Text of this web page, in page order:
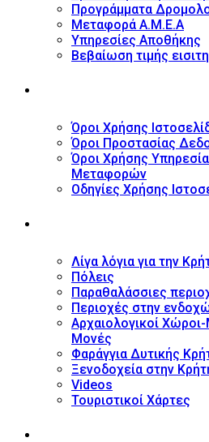
Προγράμματα
Μεταφορά Α.Μ.Ε.Α
Υπηρεσίες Αποθήκης
Βεβαίωση τιμής
Όροι Χρήσης
Όροι Προστασίας
Όροι Χρήσης
Μεταφορών
Οδηγίες Χρήσης
Λίγα λόγια για την
Πόλεις
Παραθαλάσσιες
Περιοχές στην
Αρχαιολογικοί
Μονές
Φαράγγια Δυτικής
Ξενοδοχεία στην
Videos
Τουριστικοί Χάρτες